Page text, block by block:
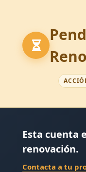
Esta cuenta
renovación.
Contacta a tu